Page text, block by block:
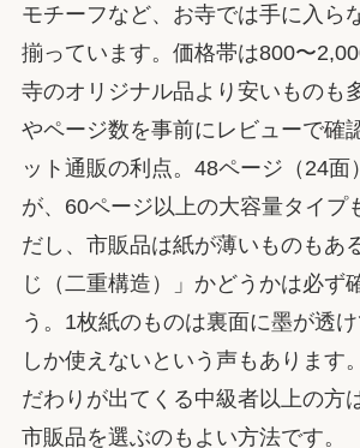
モチーフなど、お寺では手に入ら
揃っています。価格帯は800〜
寺のオリジナル品より安いものも
やページ数を事前にレビューで確
ット通販の利点。48ページ（24面
が、60ページ以上の大容量タイプ
だし、市販品は紙が薄いものもあ
じ（二重構造）」かどうかは必ず
う。1枚紙のものは裏面に墨が透
しか使えないという声もあります
だわりが出てくる中級者以上の方
市販品を選ぶのもよい方法です。